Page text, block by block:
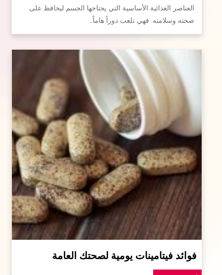
العناصر الغذائية الأساسية التي يحتاجها الجسم ليحافظ على
صحته وسلامته. فهي تلعب دوراً هاماً…
فوائد فيتامينات يومية لصحتك العامة